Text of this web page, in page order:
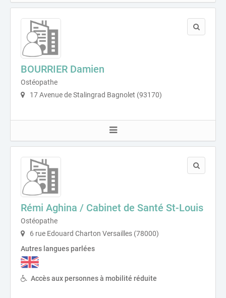
BOURRIER Damien
Ostéopathe
17 Avenue de Stalingrad Bagnolet (93170)
Rémi Aghina / Cabinet de Santé St-Louis
Ostéopathe
6 rue Edouard Charton Versailles (78000)
Autres langues parlées
Accès aux personnes à mobilité réduite